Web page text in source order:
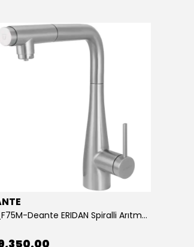
BRE_F75M-Deante ERIDAN Spiralli Arıtma Bağlantılı Fırçalı Çelik Batarya